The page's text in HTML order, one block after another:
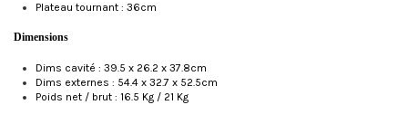
Plateau tournant : 36cm
Dimensions
Dims cavité : 39.5 x 26.2 x 37.8cm
Dims externes : 54.4 x 32.7 x 52.5cm
Poids net / brut : 16.5 Kg / 21 Kg